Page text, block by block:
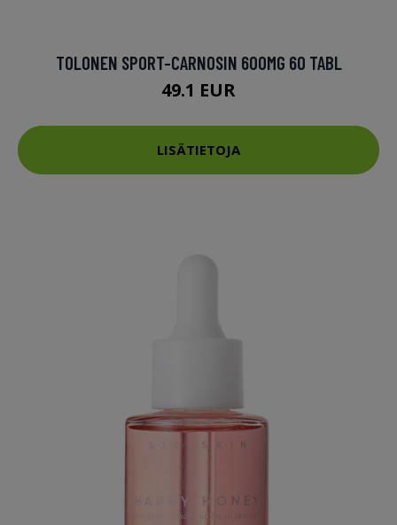
TOLONEN SPORT-CARNOSIN 600MG 60 TABL
49.1 EUR
LISÄTIETOJA